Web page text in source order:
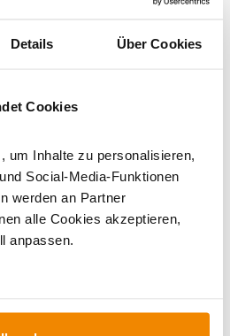
Details Über Cookies
Cookies
um Inhalte zu personalisieren,
Social-Media-Funktionen
werden an Partner
alle Cookies akzeptieren,
anpassen.
unter:Heiztechnik